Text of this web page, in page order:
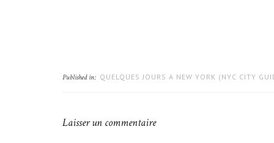
Published in: QUELQUES JOURS A NEW YORK (NYC CITY
Laisser un commentaire